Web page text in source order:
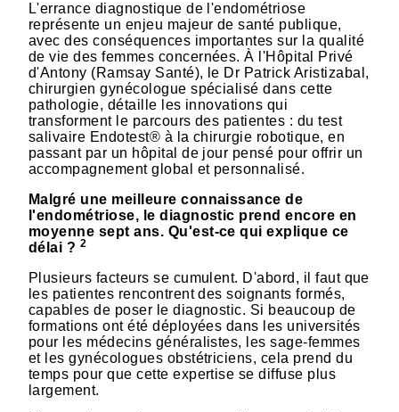
L'errance diagnostique de l'endométriose
représente un enjeu majeur de santé publique,
avec des conséquences importantes sur la qualité
de vie des femmes concernées. À l'Hôpital Privé
d'Antony (Ramsay Santé), le Dr Patrick Aristizabal,
chirurgien gynécologue spécialisé dans cette
pathologie, détaille les innovations qui
transforment le parcours des patientes : du test
salivaire Endotest® à la chirurgie robotique, en
passant par un hôpital de jour pensé pour offrir un
accompagnement global et personnalisé.
Malgré une meilleure connaissance de
l'endométriose, le diagnostic prend encore en
moyenne sept ans. Qu'est-ce qui explique ce
délai ? 2
Plusieurs facteurs se cumulent. D'abord, il faut que
les patientes rencontrent des soignants formés,
capables de poser le diagnostic. Si beaucoup de
formations ont été déployées dans les universités
pour les médecins généralistes, les sage-femmes
et les gynécologues obstétriciens, cela prend du
temps pour que cette expertise se diffuse plus
largement.